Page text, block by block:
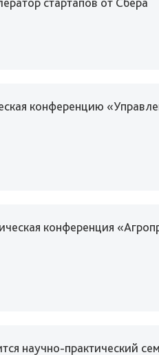
конференцию
конференция
научно-практический